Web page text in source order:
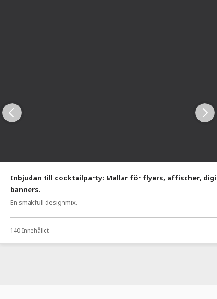
Inbjudan till cocktailparty: Mallar för flyers, affischer,
banners.
En smakfull designmix.
140 Innehållet